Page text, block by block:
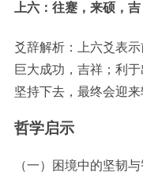
上六：往蹇，来硕，
爻辞解析：上六爻表
巨大成功，吉祥；利
坚持下去，最终会迎来
哲学启示
（一）困境中的坚韧